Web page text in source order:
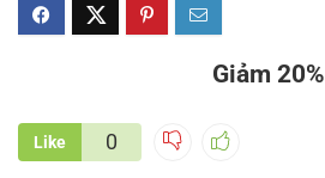
Giảm 20%
Like 0